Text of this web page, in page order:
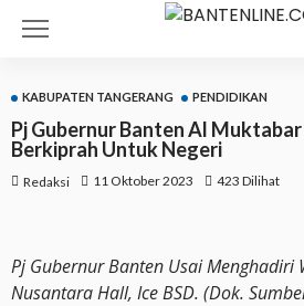
KABUPATEN TANGERANG PENDIDIKAN
Pj Gubernur Banten Al
Berkiprah Untuk Negeri
Redaksi 11 Oktober 2023 423 Dilihat
Pj Gubernur Banten Usai Menghadiri
Nusantara Hall, Ice BSD. (Dok.